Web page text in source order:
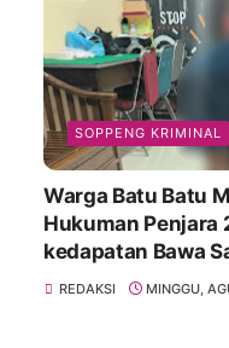
SOPPENG KRIMINAL
Warga Batu Batu
Hukuman Penjara
kedapatan Bawa
REDAKSI MINGGU,